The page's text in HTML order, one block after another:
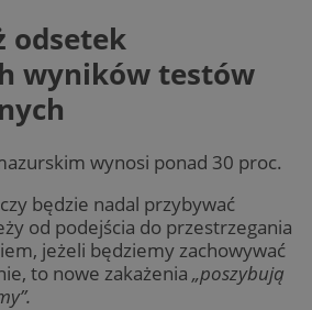
odsetek
wyników testów
wynosi ponad 30 proc.
będzie nadal przybywać
od podejścia do przestrzegania
jeżeli będziemy zachowywać
to nowe zakażenia „poszybują